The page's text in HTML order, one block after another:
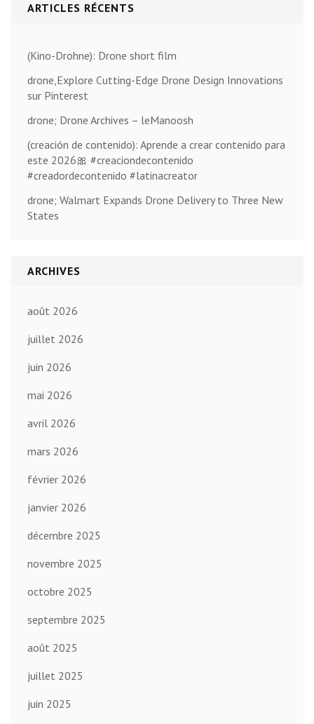
ARTICLES RÉCENTS
(Kino-Drohne): Drone short film
drone,Explore Cutting-Edge Drone Design Innovations
sur Pinterest
drone; Drone Archives – leManoosh
(creación de contenido): Aprende a crear contenido para
este 2026🎀 #creaciondecontenido
#creadordecontenido #latinacreator
drone; Walmart Expands Drone Delivery to Three New
States
ARCHIVES
août 2026
juillet 2026
juin 2026
mai 2026
avril 2026
mars 2026
février 2026
janvier 2026
décembre 2025
novembre 2025
octobre 2025
septembre 2025
août 2025
juillet 2025
juin 2025